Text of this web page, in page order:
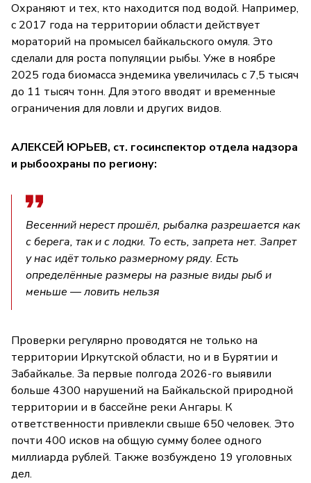
Охраняют и тех, кто находится под водой. Например,
с 2017 года на территории области действует
мораторий на промысел байкальского омуля. Это
сделали для роста популяции рыбы. Уже в ноябре
2025 года биомасса эндемика увеличилась с 7,5 тысяч
до 11 тысяч тонн. Для этого вводят и временные
ограничения для ловли и других видов.
АЛЕКСЕЙ ЮРЬЕВ, ст. госинспектор отдела надзора
и рыбоохраны по региону:
Весенний нерест прошёл, рыбалка разрешается как
с берега, так и с лодки. То есть, запрета нет. Запрет
у нас идёт только размерному ряду. Есть
определённые размеры на разные виды рыб и
меньше — ловить нельзя
Проверки регулярно проводятся не только на
территории Иркутской области, но и в Бурятии и
Забайкалье. За первые полгода 2026-го выявили
больше 4300 нарушений на Байкальской природной
территории и в бассейне реки Ангары. К
ответственности привлекли свыше 650 человек. Это
почти 400 исков на общую сумму более одного
миллиарда рублей. Также возбуждено 19 уголовных
дел.